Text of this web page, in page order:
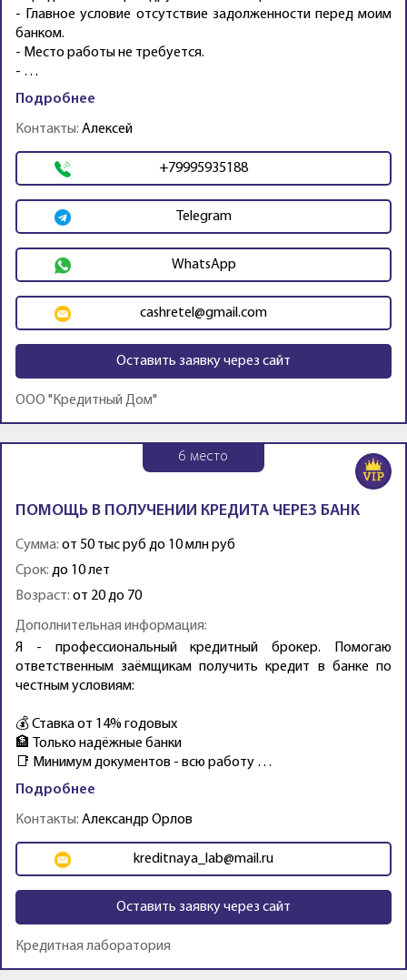
- Главное условие отсутствие задолженности перед моим
банком.
- Место работы не требуется.
- …
Подробнее
Контакты: Алексей
+79995935188
Telegram
WhatsApp
cashretel@gmail.com
Оставить заявку через сайт
ООО "Кредитный Дом"
6 место
ПОМОЩЬ В ПОЛУЧЕНИИ КРЕДИТА ЧЕРЕЗ БАНК
Сумма: от 50 тыс руб до 10 млн руб
Срок: до 10 лет
Возраст: от 20 до 70
Дополнительная информация:
Я - профессиональный кредитный брокер. Помогаю
ответственным заёмщикам получить кредит в банке по
честным условиям:
💰 Ставка от 14% годовых
🏦 Только надёжные банки
📑 Минимум документов - всю работу …
Подробнее
Контакты: Александр Орлов
kreditnaya_lab@mail.ru
Оставить заявку через сайт
Кредитная лаборатория